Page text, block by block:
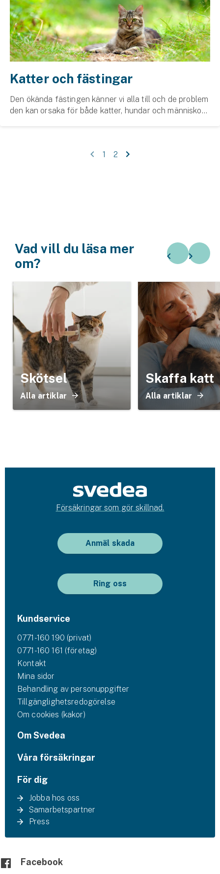
Katter och fästingar
Den ökända fästingen känner vi alla till och de problem
den kan orsaka för både katter, hundar och människor.
1 2
Vad vill du läsa mer
om?
Skötsel
Alla artiklar
Skaffa katt
Alla artiklar
Försäkringar som gör skillnad.
Anmäl skada
Ring oss
Kundservice
0771-160 190 (privat)
0771-160 161 (företag)
Kontakt
Mina sidor
Behandling av personuppgifter
Tillgänglighetsredogörelse
Om cookies (kakor)
Om Svedea
Våra försäkringar
För dig
Jobba hos oss
Samarbetspartner
Press
Facebook